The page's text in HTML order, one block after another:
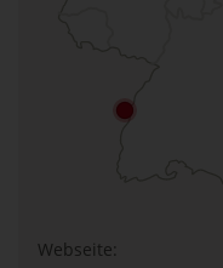
Webseite: